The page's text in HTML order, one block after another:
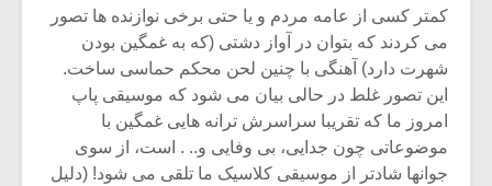
کمتر کسی از عامه مردم و یا حتی برخی نوازنده ها تصور
می کردند که بتوان در آواز دشتی (که به غمگین بودن
شهرت دارد) آهنگی با چنین لحن محکم حماسی ساخت.
این تصور غلط در حالی بیان می شود که موسیقی پاپ
امروز ما که تقریبا سراسرش ترانه هایی غمگین با
موضوعاتی چون جدایی، بی وفایی و.. . است، از سوی
جوانها شادتر از موسیقی کلاسیک ما تلقی می شود! (دلیل